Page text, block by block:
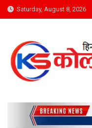
Skip
to
Saturday, August 8, 2026
Kolkata
समाज का आईना